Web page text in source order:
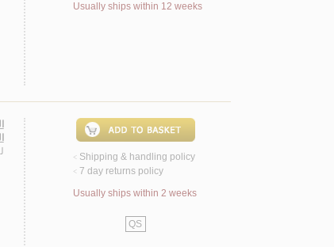
Usually ships within 12 weeks
< Shipping & handling policy
< 7 day returns policy
Usually ships within 2 weeks
QS